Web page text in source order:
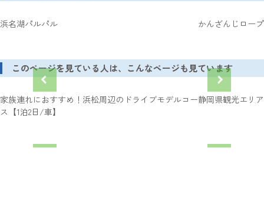
浜名湖パルパル かんざんじロー
このページを見ている人は、こんなページも見ています
家族連れにおすすめ！浜松周辺のドライブモデルコー
ス【1泊2日/車】
静岡県観光エリ